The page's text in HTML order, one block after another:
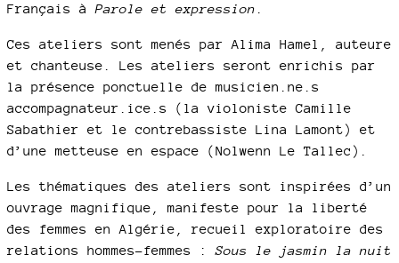
Français à Parole et expression
Ces ateliers sont menés par Alima Hamel, auteure
et chanteuse. Les ateliers seront enrichis par
la présence ponctuelle de musicien.ne.s
accompagnateur.ice.s (la violoniste Camille
Sabathier et le contrebassiste Lina Lamont) et
d’une metteuse en espace (Nolwenn Le Tallec).
Les thématiques des ateliers sont inspirées d’un
ouvrage magnifique, manifeste pour la liberté
des femmes en Algérie, recueil exploratoire des
relations hommes-femmes :Sous le jasmin la nuit